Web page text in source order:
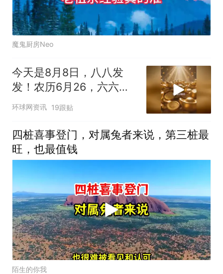
魔鬼厨房Neo
今天是8月8日，八八发
发！农历6月26，六六大
顺又碰上八八大发，老天
爷安排的招财日。你的财
运会一路发，好事连连
发，根本停不下来！
环球网资讯 19跟贴
四桩喜事登门，对属兔者来说，第三桩最
旺，也最值钱
陌生的你我